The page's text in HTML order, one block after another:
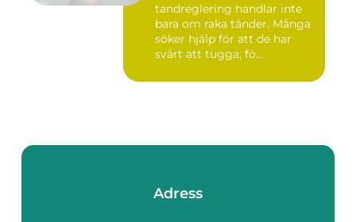
tandreglering handlar inte
bara om raka tänder. Många
söker hjälp för att de har
svårt att tugga, fö...
Adress